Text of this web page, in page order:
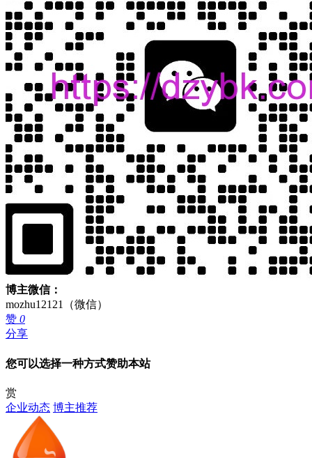
博主微信：
mozhu12121（微信）
赞 0
分享
您可以选择一种方式赞助本站
赏
企业动态 博主推荐